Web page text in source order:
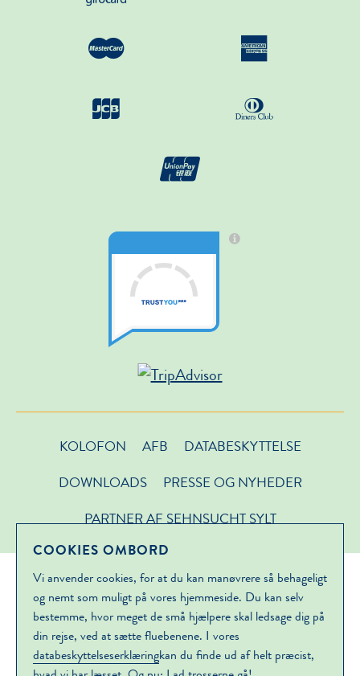
KOLOFON AFB
DATABESKYTTELSE
DOWNLOADS
PRESSE OG NYHEDER
PARTNER AF SEHNSUCHT SYLT
COOKIES OMBORD
Vi anvender cookies, for at du kan manøvrere så behageligt
og nemt som muligt på vores hjemmeside. Du kan selv
bestemme, hvor meget de små hjælpere skal ledsage dig på
din rejse, ved at sætte fluebenene. I vores
databeskyttelseserklæringkan du finde ud af helt præcist,